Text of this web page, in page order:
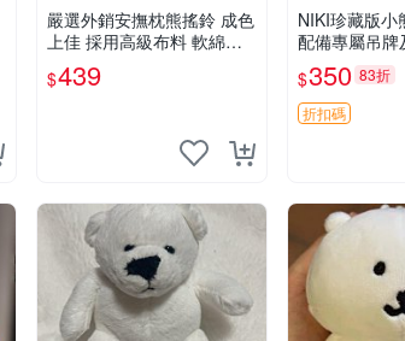
嚴選外銷安撫枕熊搖鈴 成色
上佳 採用高級布料 軟綿適
合收藏 安心選購 安撫枕 熊
玩具 搖鈴
$439
NIKI珍藏版小
配備專屬吊
m 廢品嚴選
貓冰箱貼 磁鐵
品
$350 83折
折扣碼